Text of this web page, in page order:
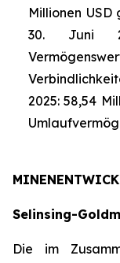
Millionen USD
30. Juni
2025: 58,54
Selinsing-
Die im